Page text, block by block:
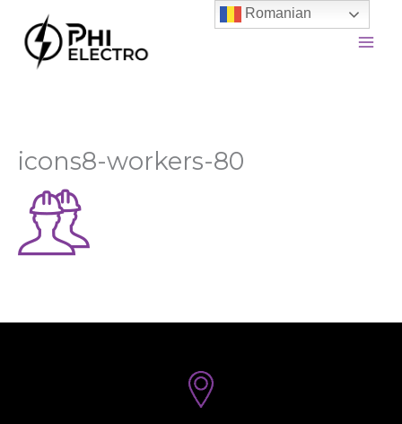
content
icons8-workers-80
Romanian